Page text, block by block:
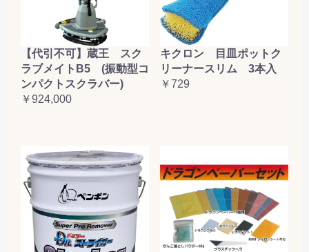
【代引不可】蔵王 スク
ラブメイトB5 (振動型コ
ンパクトスクラバー)
￥924,000
キクロン 目皿ポットク
リーナースリム 3本入
￥729